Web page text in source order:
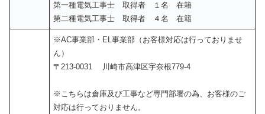
第一種電気工事士 取得者 １名 在籍
第二種電気工事士 取得者 ４名 在籍
※AC事業部・EL事業部（お客様対応は行っておりませ
ん）
〒213-0031 川崎市高津区宇奈根779-4
※こちらは倉庫及び工事など専門部署の為、お客様のご
対応は行っておりません。